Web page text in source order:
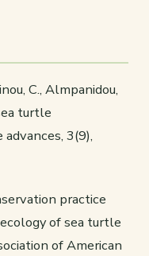
C., Almpanidou,
turtle
3(9),
practice
of sea turtle
of American